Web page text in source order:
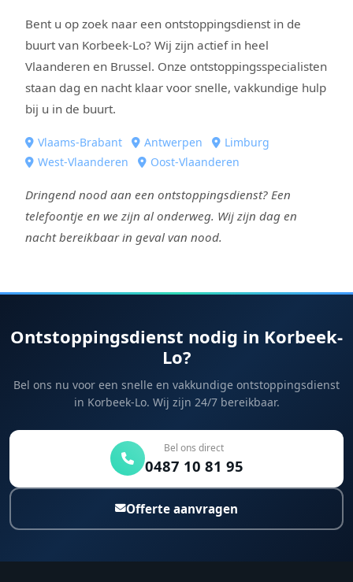
Bent u op zoek naar een ontstoppingsdienst in de
buurt van Korbeek-Lo? Wij zijn actief in heel
Vlaanderen en Brussel. Onze ontstoppingsspecialisten
staan dag en nacht klaar voor snelle, vakkundige hulp
bij u in de buurt.
Vlaams-Brabant Antwerpen
Limburg
West-Vlaanderen
Oost-Vlaanderen
Dringend nood aan een ontstoppingsdienst? Een
telefoontje en we zijn al onderweg. Wij zijn dag en
nacht bereikbaar in geval van nood.
Ontstoppingsdienst nodig in Korbeek-
Lo?
Bel ons nu voor een snelle en vakkundige ontstoppingsdienst
in Korbeek-Lo. Wij zijn 24/7 bereikbaar.
Bel ons direct
0487 10 81 95
Offerte aanvragen